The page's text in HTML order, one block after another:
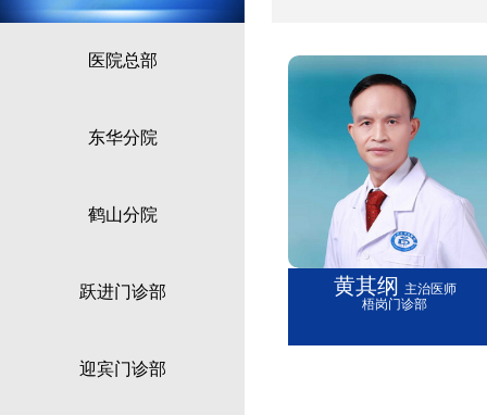
医院总部
东华分院
鹤山分院
跃进门诊部
迎宾门诊部
黄其纲 主治医师
梧岗门诊部